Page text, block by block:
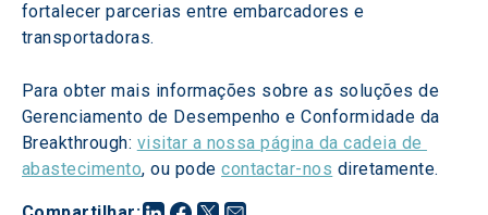
fortalecer parcerias entre embarcadores e
transportadoras.
Para obter mais informações sobre as soluções de
Gerenciamento de Desempenho e Conformidade da
Breakthrough: visitar a nossa página da cadeia de
abastecimento, ou pode contactar-nos diretamente.